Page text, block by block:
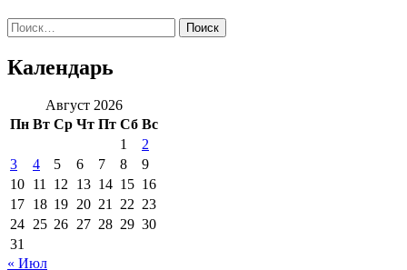
Найти:
Календарь
Август 2026
Пн Вт Ср Чт Пт Сб Вс
1
2
3
4 5 6 7 8
9
10 11 12 13 14 15 16
17 18 19 20 21 22 23
24 25 26 27 28 29 30
31
« Июл